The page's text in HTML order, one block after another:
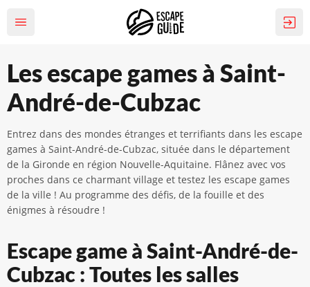
Les escape games à Saint-
André-de-Cubzac
Entrez dans des mondes étranges et terrifiants dans les escape
games à Saint-André-de-Cubzac, située dans le département
de la Gironde en région Nouvelle-Aquitaine. Flânez avec vos
proches dans ce charmant village et testez les escape games
de la ville ! Au programme des défis, de la fouille et des
énigmes à résoudre !
Escape game à Saint-André-de-
Cubzac : Toutes les salles